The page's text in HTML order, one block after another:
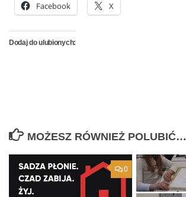
Facebook X
Dodaj do ulubionych:
MOŻESZ RÓWNIEŻ POLUBIĆ…
0